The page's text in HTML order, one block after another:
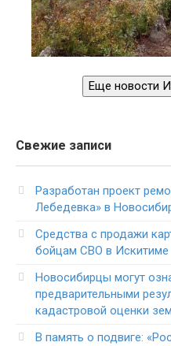
Еще новости
Свежие записи
Разработан проект
Лебедевка» в
Средства с продажи
бойцам СВО в Искитиме
Новосибирцы могут
предварительными
кадастровой оценки
В память о подвиге: